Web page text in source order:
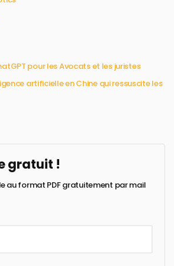
pour les Avocats et les juristes
artificielle en Chine qui ressuscite les
gratuit !
au format PDF gratuitement par mail